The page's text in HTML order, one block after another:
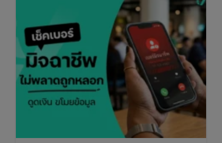
เช็ก
วัน
มงคล
ไทย-
จีน
และ
เทศกาล
สารท
จีน